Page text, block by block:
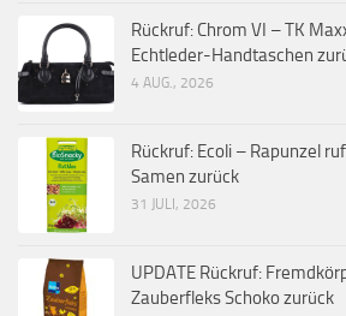
Rückruf: Chrom VI – TK
Echtleder-Handtaschen
4 AUG., 2026
Rückruf: Ecoli – Rapunzel
Samen zurück
31 JULI, 2026
UPDATE Rückruf:
Zauberfleks Schoko zurück